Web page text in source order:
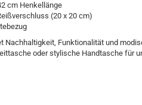
cm Henkellänge
(20 x 20 cm)
Nachhaltigkeit, Funktionalität und
oder stylische Handtasche für